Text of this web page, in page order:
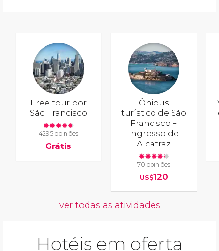
Free tour por
São Francisco
4295 opiniões
Grátis
Ônibus
turístico de São
Francisco +
Ingresso de
Alcatraz
70 opiniões
US$120
ver todas as atividades
Hotéis em oferta